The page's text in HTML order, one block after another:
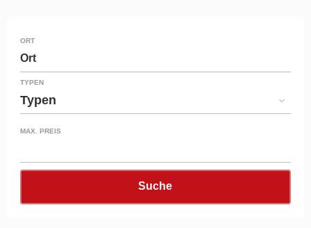
ORT
Ort
TYPEN
Typen
MAX. PREIS
Suche